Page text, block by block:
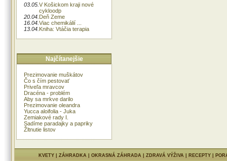
03.05. V Košickom kraji nové
cykloodp
20.04. Deň Zeme
16.04. Viac chemikálií ...
13.04. Kniha: Vtáčia terapia
Najčítanejšie
Prezimovanie muškátov
Čo s čím pestovať
Priveľa mravcov
Dracéna - problém
Aby sa mrkve darilo
Prezimovanie oleandra
Yucca aloifolia - Juka
Zemiakové rady I.
Sadíme paradajky a papriky
Žltnutie listov
KVETY| ZÁHRADKA| OKRASNÁ ZÁHRADA| ZDRAVÁ VÝŽIVA| RECEPTY|